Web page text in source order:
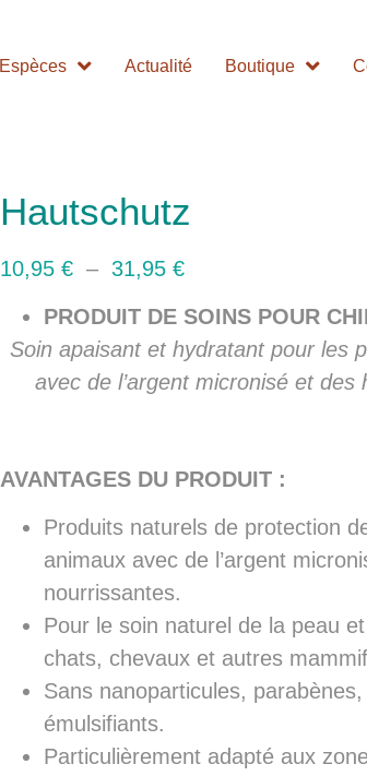
Espèces Actualité Boutique
Hautschutz
10,95 € – 31,95 €
PRODUIT DE SOINS POUR
Soin apaisant et hydratant pour les
avec de l’argent micronisé et des
AVANTAGES DU PRODUIT :
Produits naturels de protection
animaux avec de l’argent
nourrissantes.
Pour le soin naturel de la peau
chats, chevaux et autres
Sans nanoparticules,
émulsifiants.
Particulièrement adapté aux